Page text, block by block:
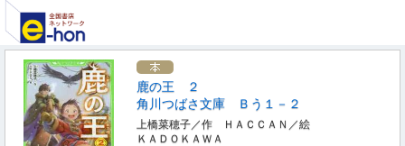
鹿の王 ２
角川つばさ文庫 Ｂう１－２
上橋菜穂子／作 ＨＡＣＣＡＮ／絵
ＫＡＤＯＫＡＷＡ